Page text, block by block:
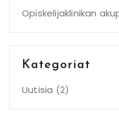
Opiskelijaklinikan
Kategoriat
Uutisia (2)